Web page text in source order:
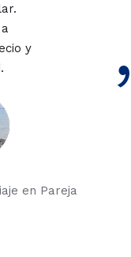
y
en Pareja